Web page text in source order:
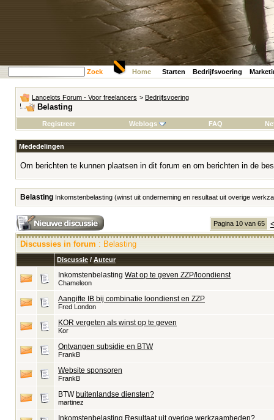
Zoek Home Starten Bedrijfsvoering
Lancelots Forum - Voor freelancers > Bedrijfsvoering
Belasting
Registreer Weblogs FAQ
Mededelingen
Om berichten te kunnen plaatsen in dit forum en om berichten in de
Belasting Inkomstenbelasting (winst uit onderneming en resultaat uit overige
Pagina 10 van 65
Discussies in forum : Belasting
Discussie / Auteur
Inkomstenbelasting Wat op te geven ZZP/loondienst
Chameleon
Aangifte IB bij combinatie loondienst en ZZP
Fred London
KOR vergeten als winst op te geven
Kor
Ontvangen subsidie en BTW
FrankB
Website sponsoren
FrankB
BTW buitenlandse diensten?
martinez
Inkomstenbelasting Resultaat uit overige werkzaamheden?